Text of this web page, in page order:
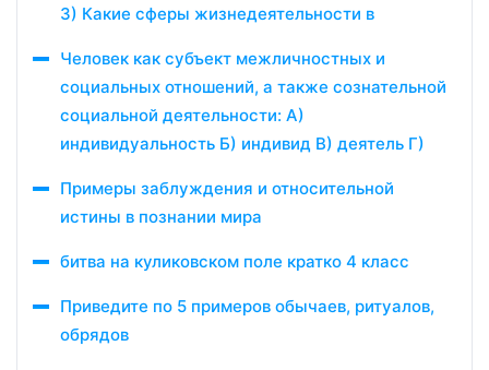
3) Какие сферы жизнедеятельности в
Человек как субъект межличностных и
социальных отношений, а также сознательной
социальной деятельности: А)
индивидуальность Б) индивид В) деятель Г)
Примеры заблуждения и относительной
истины в познании мира
битва на куликовском поле кратко 4 класс
Приведите по 5 примеров обычаев, ритуалов,
обрядов